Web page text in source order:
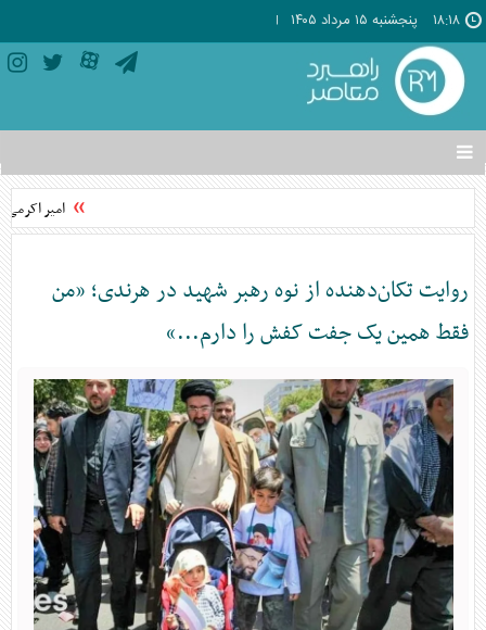
۱۸:۱۸ پنجشنبه ۱۵ مرداد ۱۴۰۵
تغییر
وضعیت
منوی
ها
امیر
روایت تکان‌دهنده از نوه رهبر شهید در هرندی؛ «من
فقط همین یک جفت کفش را دارم...»